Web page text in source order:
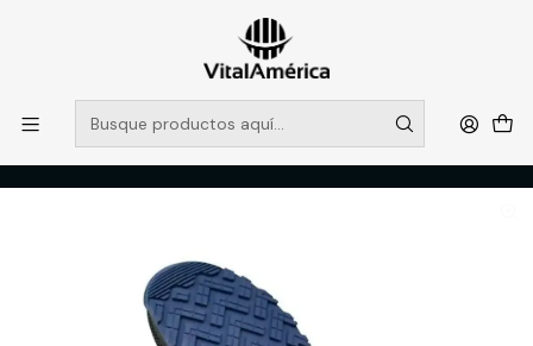
POR SISTEMA FRONTAL SOLO RETIROS EN TIENDA, DESDE
MUCHAS GRACIAS +569 5956 2237
Leer más
Inicio Catálogo CALZADO ZAPATILLA NAZCA SPORT ONE N°43